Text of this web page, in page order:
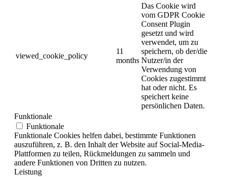
viewed_cookie_policy
11
months
Das Cookie wird
vom GDPR Cookie
Consent Plugin
gesetzt und wird
verwendet, um zu
speichern, ob der/die
Nutzer/in der
Verwendung von
Cookies zugestimmt
hat oder nicht. Es
speichert keine
persönlichen Daten.
Funktionale
Funktionale
Funktionale Cookies helfen dabei, bestimmte Funktionen
auszuführen, z. B. den Inhalt der Website auf Social-Media-
Plattformen zu teilen, Rückmeldungen zu sammeln und
andere Funktionen von Dritten zu nutzen.
Leistung